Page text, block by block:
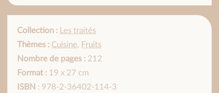
Collection : Les traités
Thèmes : Cuisine, Fruits
Nombre de pages : 212
Format : 19 x 27 cm
ISBN : 978-2-36402-114-3